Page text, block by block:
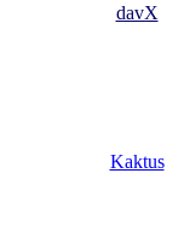
davX
Kaktus